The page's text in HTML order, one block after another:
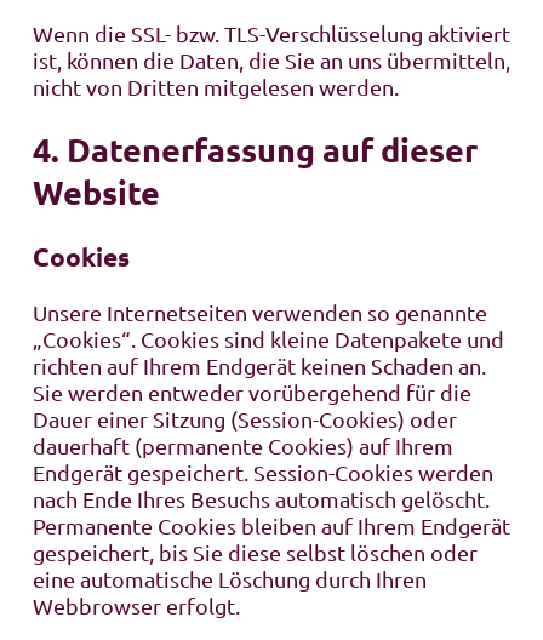
Wenn die SSL- bzw. TLS-Verschlüsselung aktiviert
ist, können die Daten, die Sie an uns übermitteln,
nicht von Dritten mitgelesen werden.
4. Datenerfassung auf dieser
Website
Cookies
Unsere Internetseiten verwenden so genannte
„Cookies“. Cookies sind kleine Datenpakete und
richten auf Ihrem Endgerät keinen Schaden an.
Sie werden entweder vorübergehend für die
Dauer einer Sitzung (Session-Cookies) oder
dauerhaft (permanente Cookies) auf Ihrem
Endgerät gespeichert. Session-Cookies werden
nach Ende Ihres Besuchs automatisch gelöscht.
Permanente Cookies bleiben auf Ihrem Endgerät
gespeichert, bis Sie diese selbst löschen oder
eine automatische Löschung durch Ihren
Webbrowser erfolgt.